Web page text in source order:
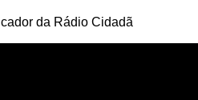
da Rádio Cidadã